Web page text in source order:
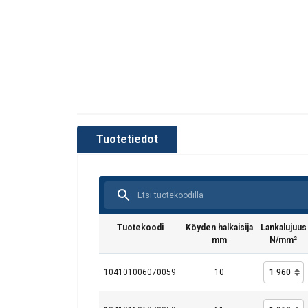
Tuotetiedot
Tuotekoodi
Köyden halkaisija
mm
Lankalujuus
N/mm²
104101006070059 10
Käytämme
tietoja
muihin tietoihin,
Ehdottomasti
välttämättömät